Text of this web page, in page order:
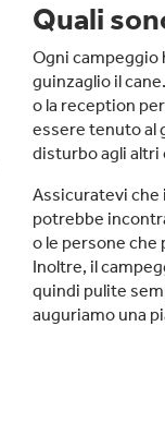
Quali
Ogni campeggio
guinzaglio il
o la reception
essere tenuto al
disturbo agli
Assicuratevi che
potrebbe
o le persone che
Inoltre, il
quindi pulite
auguriamo una